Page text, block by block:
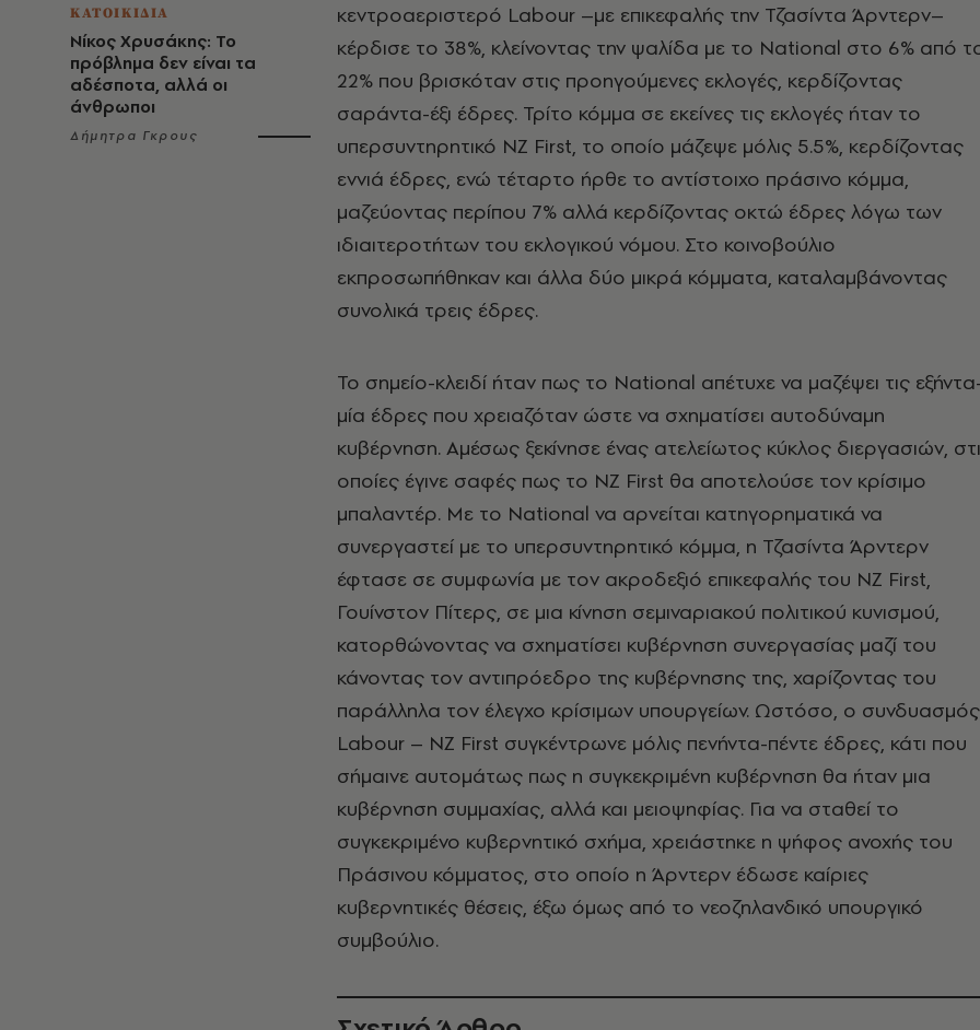
ΚΑΤΟΙΚΙΔΙΑ
Νίκος Χρυσάκης: Το
πρόβλημα δεν είναι τα
αδέσποτα, αλλά οι
άνθρωποι
Δήμητρα Γκρους
κεντροαεριστερό Labour –με επικεφαλής την Τζασίντα Άρντερν–
κέρδισε το 38%, κλείνοντας την ψαλίδα με το National στο 6% από
22% που βρισκόταν στις προηγούμενες εκλογές, κερδίζοντας
σαράντα-έξι έδρες. Τρίτο κόμμα σε εκείνες τις εκλογές ήταν το
υπερσυντηρητικό NZ First, το οποίο μάζεψε μόλις 5.5%, κερδίζοντας
εννιά έδρες, ενώ τέταρτο ήρθε το αντίστοιχο πράσινο κόμμα,
μαζεύοντας περίπου 7% αλλά κερδίζοντας οκτώ έδρες λόγω των
ιδιαιτεροτήτων του εκλογικού νόμου. Στο κοινοβούλιο
εκπροσωπήθηκαν και άλλα δύο μικρά κόμματα, καταλαμβάνοντας
συνολικά τρεις έδρες.
Το σημείο-κλειδί ήταν πως το National απέτυχε να μαζέψει τις
μία έδρες που χρειαζόταν ώστε να σχηματίσει αυτοδύναμη
κυβέρνηση. Αμέσως ξεκίνησε ένας ατελείωτος κύκλος διεργασιών,
οποίες έγινε σαφές πως το NZ First θα αποτελούσε τον κρίσιμο
μπαλαντέρ. Με το National να αρνείται κατηγορηματικά να
συνεργαστεί με το υπερσυντηρητικό κόμμα, η Τζασίντα Άρντερν
έφτασε σε συμφωνία με τον ακροδεξιό επικεφαλής του NZ First,
Γουίνστον Πίτερς, σε μια κίνηση σεμιναριακού πολιτικού κυνισμού,
κατορθώνοντας να σχηματίσει κυβέρνηση συνεργασίας μαζί του
κάνοντας τον αντιπρόεδρο της κυβέρνησης της, χαρίζοντας του
παράλληλα τον έλεγχο κρίσιμων υπουργείων. Ωστόσο, ο συνδυασμός
Labour – NZ First συγκέντρωνε μόλις πενήντα-πέντε έδρες, κάτι που
σήμαινε αυτομάτως πως η συγκεκριμένη κυβέρνηση θα ήταν μια
κυβέρνηση συμμαχίας, αλλά και μειοψηφίας. Για να σταθεί το
συγκεκριμένο κυβερνητικό σχήμα, χρειάστηκε η ψήφος ανοχής του
Πράσινου κόμματος, στο οποίο η Άρντερν έδωσε καίριες
κυβερνητικές θέσεις, έξω όμως από το νεοζηλανδικό υπουργικό
συμβούλιο.